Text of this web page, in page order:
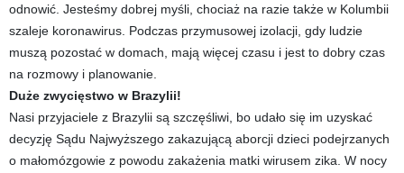
odnowić. Jesteśmy dobrej myśli, chociaż na razie także w Kolumbii
szaleje koronawirus. Podczas przymusowej izolacji, gdy ludzie
muszą pozostać w domach, mają więcej czasu i jest to dobry czas
na rozmowy i planowanie.
Duże zwycięstwo w Brazylii!
Nasi przyjaciele z Brazylii są szczęśliwi, bo udało się im uzyskać
decyzję Sądu Najwyższego zakazującą aborcji dzieci podejrzanych
o małomózgowie z powodu zakażenia matki wirusem zika. W nocy